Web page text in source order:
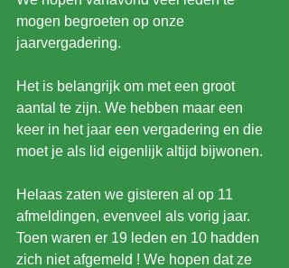
mogen begroeten op onze
jaarvergadering.
Het is belangrijk om met een groot
aantal te zijn. We hebben maar een
keer in het jaar een vergadering en die
moet je als lid eigenlijk altijd bijwonen.
Helaas zaten we gisteren al op 11
afmeldingen, evenveel als vorig jaar.
Toen waren er 19 leden en 10 hadden
zich niet afgemeld ! We hopen dat ze